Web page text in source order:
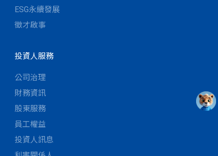
ESG永續發展
徵才啟事
投資人服務
公司治理
財務資訊
股東服務
員工權益
投資人訊息